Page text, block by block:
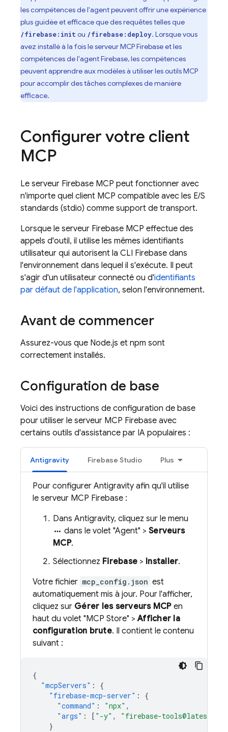
les compétences de l'agent peuvent offrir une expérience
plus guidée et efficace que des requêtes telles que
/firebase:init ou /firebase:deploy. Lorsque vous
avez installé à la fois le serveur MCP Firebase et les
compétences de l'agent Firebase, les compétences
peuvent apprendre aux modèles à utiliser les outils MCP
pour accomplir des tâches complexes de manière
efficace.
Configurer votre client
MCP
Le serveur Firebase MCP peut fonctionner avec
n'importe quel client MCP compatible avec les E/S
standards (stdio) comme support de transport.
Lorsque le serveur Firebase MCP effectue des
appels d'outil, il utilise les mêmes identifiants
utilisateur qui autorisent la CLI Firebase dans
l'environnement dans lequel il s'exécute. Il peut
s'agir d'un utilisateur connecté ou d'identifiants
par défaut de l'application, selon l'environnement.
Avant de commencer
Assurez-vous que Node.js et npm sont
correctement installés.
Configuration de base
Voici des instructions de configuration de base
pour utiliser le serveur MCP Firebase avec
certains outils d'assistance par IA populaires :
Antigravity Firebase Studio Plus
Pour configurer Antigravity afin qu'il utilise
le serveur MCP Firebase :
Dans Antigravity, cliquez sur le menu
more_horiz dans le volet "Agent" > Serveurs
MCP.
Sélectionnez Firebase > Installer.
Votre fichier mcp_config.json est
automatiquement mis à jour. Pour l'afficher,
cliquez sur Gérer les serveurs MCPen
haut du volet "MCP Store" >Afficher la
configuration brute. Il contient le contenu
suivant :
{
"mcpServers" :
{
"firebase-mcp-server" :
{
"command" : "npx" ,
"args" : [ "-y" , "firebase-tools@latest"
}